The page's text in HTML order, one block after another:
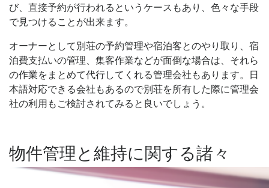
び、直接予約が行われるというケースもあり、色々な手段
で見つけることが出来ます。
オーナーとして別荘の予約管理や宿泊客とのやり取り、宿
泊費支払いの管理、集客作業などが面倒な場合は、それら
の作業をまとめて代行してくれる管理会社もあります。日
本語対応できる会社もあるので別荘を所有した際に管理会
社の利用もご検討されてみると良いでしょう。
物件管理と維持に関する諸々